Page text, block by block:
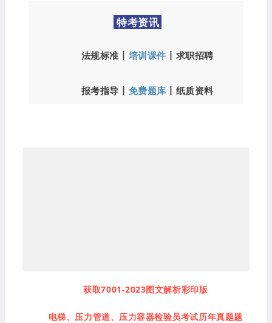
特考资讯
法规标准 培训课件 求职招聘
报考指导丨 免费题库 纸质资料
获取7001-2023图文解析彩印版
电梯、压力管道、压力容器检验员考试历年真题题